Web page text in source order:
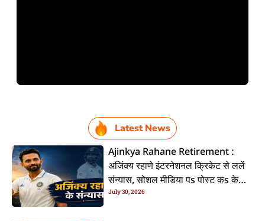
Latest News
Ajinkya Rahane Retirement :
अजिंक्य रहाणे इंटरनेशनल क्रिकेट से ललें
संन्यास, सोशल मीडिया पs पोस्ट कs के
कइलें एलान
July 30, 2026